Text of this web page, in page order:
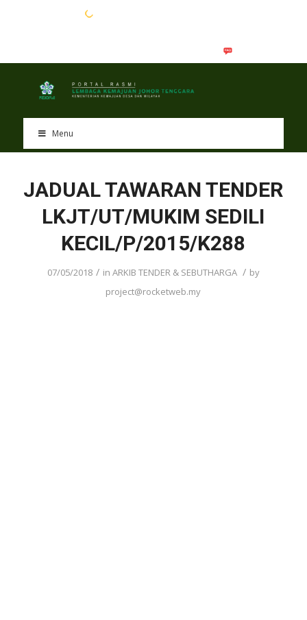
Menu
JADUAL TAWARAN TENDER
LKJT/UT/MUKIM SEDILI
KECIL/P/2015/K288
07/05/2018 / in ARKIB TENDER & SEBUTHARGA / by
project@rocketweb.my